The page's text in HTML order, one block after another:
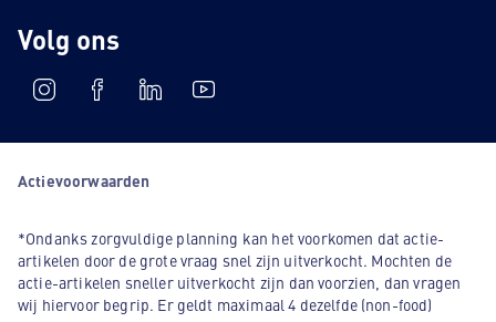
Volg ons
Actievoorwaarden
*Ondanks zorgvuldige planning kan het voorkomen dat actie-
artikelen door de grote vraag snel zijn uitverkocht. Mochten de
actie-artikelen sneller uitverkocht zijn dan voorzien, dan vragen
wij hiervoor begrip. Er geldt maximaal 4 dezelfde (non-food)